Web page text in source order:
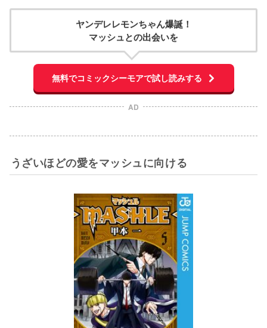
ヤンデレレモンちゃん爆誕！
マッシュとの出会いを
無料でコミックシーモアで試し読みする
AD
うざいほどの愛をマッシュに向ける